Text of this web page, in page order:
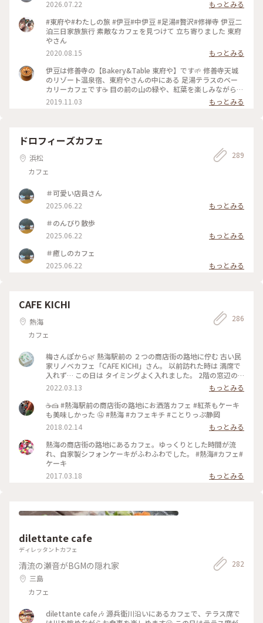
2026.07.22
もっとみる
#東府や#わたしの旅 #伊豆#中伊豆 #足湯#贅沢#修禅寺 伊豆二
泊三日家族旅行 素敵なカフェを見つけて 立ち寄りました 東府
やさん
2020.08.15
もっとみる
伊豆は修善寺の【Bakery&Table 東府や】です🌱 修善寺天城
のリゾート温泉宿、東府やさんの中にある 足湯テラスのベー
カリーカフェです☕️ 目の前の山の緑や、紅葉を楽しみながら、
吉奈温泉の足湯に浸かって、 美味しいパンをいただけます🥐🥪
足湯ベーカリーカフェはもちろん、 大正時代を感じられるレ
節によってメニューが変わったり、美味しいパンがたくさんあ
ります🥐☕️✨ #伊豆 #Bakery&Table東府や #天城 #足湯 #パン
#カフェ #紅葉 #温泉 #リゾート宿 #東府や #秋の色彩 #老舗旅
2019.11.03 もっとみる
ドロフィーズカフェ
浜松
カフェ
289
＃可愛い店員さん
2025.06.22
もっとみる
＃のんびり散歩
2025.06.22
もっとみる
＃癒しのカフェ
2025.06.22
もっとみる
CAFE KICHI
熱海
カフェ
286
梅さんぽから🌿 熱海駅前の ２つの商店街の路地に佇む 古い民
家リノベカフェ「CAFE KICHI」さん。 以前訪れた時は 満席で
入れず… この日は タイミングよく入れました。 2階の窓辺の
席で ウィンナーコーヒーと キチブレンド、 シフォン（季節の
ジャム）とベイクドチーズケーキを。 （ジャムは熱海のだい
だいマーマレード） 美味しい スイーツとコーヒー、 路地裏の
静かな雰囲気に しばしまったり。。 焼き菓子をいくつかお土
産に。 この後は…近くの系列セレクトショップ 「基地-
teshigoto」さんへも ちょこっとだけ。。 #熱海#梅さんぽか
ら#CAFE KICHI#古民家カフェ#基地#手仕事#ゆるりカフェ時間
#ヒーリング旅
2022.03.13
もっとみる
☕️🍰 #熱海駅前の商店街の路地にお洒落カフェ #紅茶もケーキ
も美味しかった 🤤 #熱海 #カフェキチ #ことりっぷ静岡
2018.02.14
もっとみる
熱海の商店街の路地にあるカフェ。ゆっくりとした時間が流
れ、自家製シフォンケーキがふわふわでした。 #熱海#カフェ#
ケーキ
2017.03.18
もっとみる
dilettante cafe
ディレッタントカフェ
清流の瀬音がBGMの隠れ家
三島
カフェ
282
dilettante cafe🎶 源兵衛川沿いにあるカフェで、テラス席で